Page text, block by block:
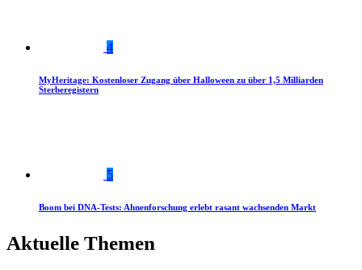
4
MyHeritage: Kostenloser Zugang über Halloween zu über 1,5 Milliarden
Sterberegistern
5
Boom bei DNA-Tests: Ahnenforschung erlebt rasant wachsenden Markt
Aktuelle Themen